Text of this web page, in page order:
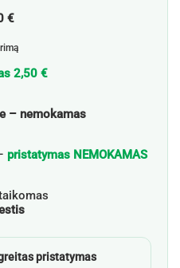
€
2,50 €
– nemokamas
pristatymas NEMOKAMAS
pristatymas